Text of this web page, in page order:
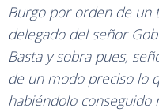
Burgo por orden de un
delegado del señor
Basta y sobra pues,
de un modo preciso lo
habiéndolo conseguido